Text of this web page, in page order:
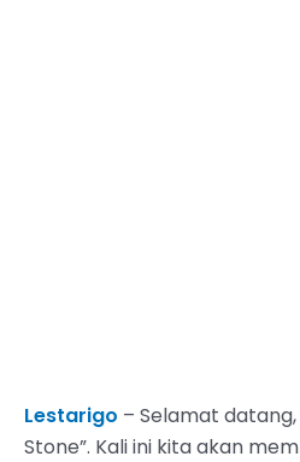
Lestarigo – Selamat
Stone”. Kali ini kita akan